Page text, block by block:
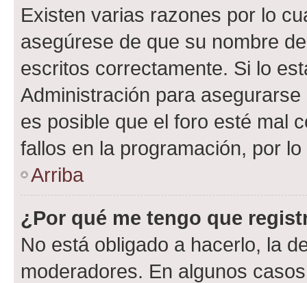
Existen varias razones por lo
asegúrese de que su nombre
escritos correctamente. Si lo
Administración para
es posible que el foro esté mal
fallos en la programación, por
Arriba
¿Por qué me tengo que
No está obligado a hacerlo, la
moderadores. En algunos